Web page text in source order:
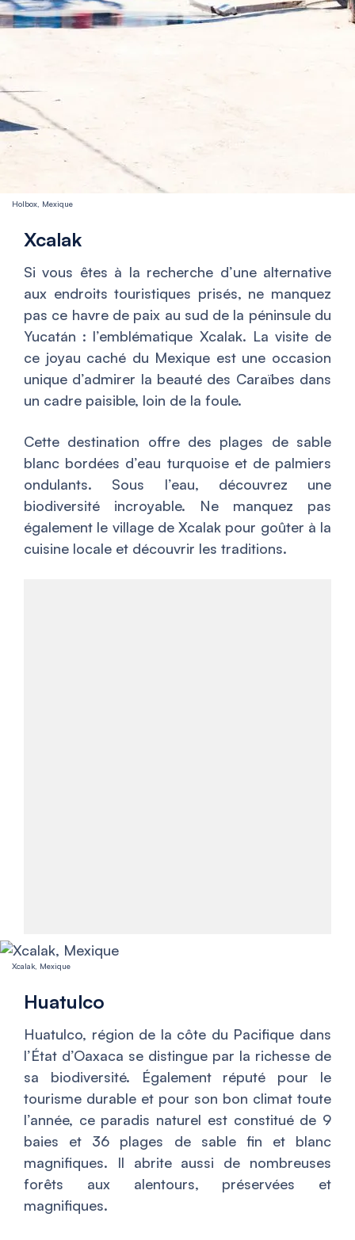
Holbox, Mexique
Xcalak
Si vous êtes à la recherche d’une alternative
aux endroits touristiques prisés, ne manquez
pas ce havre de paix au sud de la péninsule du
Yucatán : l’emblématique Xcalak. La visite de
ce joyau caché du Mexique est une occasion
unique d’admirer la beauté des Caraïbes dans
un cadre paisible, loin de la foule.
Cette destination offre des plages de sable
blanc bordées d’eau turquoise et de palmiers
ondulants. Sous l’eau, découvrez une
biodiversité incroyable. Ne manquez pas
également le village de Xcalak pour goûter à la
cuisine locale et découvrir les traditions.
Xcalak, Mexique
Huatulco
Huatulco, région de la côte du Pacifique dans
l’État d’Oaxaca se distingue par la richesse de
sa biodiversité. Également réputé pour le
tourisme durable et pour son bon climat toute
l’année, ce paradis naturel est constitué de 9
baies et 36 plages de sable fin et blanc
magnifiques. Il abrite aussi de nombreuses
forêts aux alentours, préservées et
magnifiques.